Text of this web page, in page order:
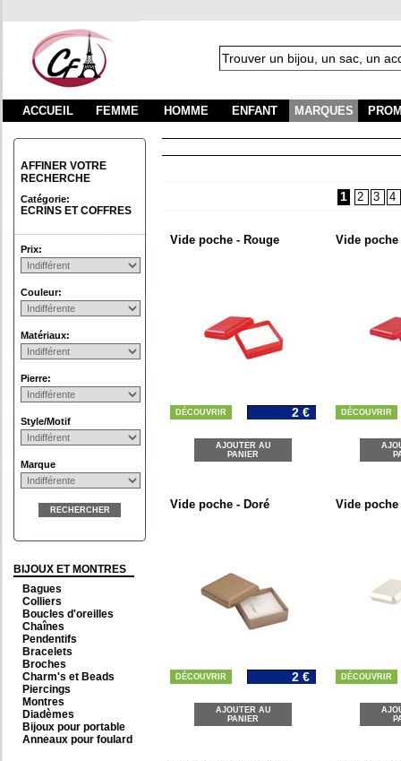
ACCUEIL FEMME HOMME ENFANT MARQUES
AFFINER VOTRE
RECHERCHE
Catégorie:
ECRINS ET COFFRES
Prix:
Couleur:
Matériaux:
Pierre:
Style/Motif
Marque
RECHERCHER
BIJOUX ET MONTRES
Bagues
Colliers
Boucles d'oreilles
Chaînes
Pendentifs
Bracelets
Broches
Charm's et Beads
Piercings
Montres
Diadèmes
Bijoux pour portable
Anneaux pour foulard
1 2 3 4
Vide poche - Rouge
DÉCOUVRIR 2 €
AJOUTER AU
PANIER
Vide poche
DÉCOUVRIR
Vide poche - Doré
DÉCOUVRIR 2 €
AJOUTER AU
PANIER
Vide
DÉCOUVRIR